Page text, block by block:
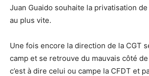
Juan Guaido souhaite la privatisation
au plus vite.
Une fois encore la direction de la CGT
camp et se retrouve du mauvais côté
c’est à dire celui ou campe la CFDT et